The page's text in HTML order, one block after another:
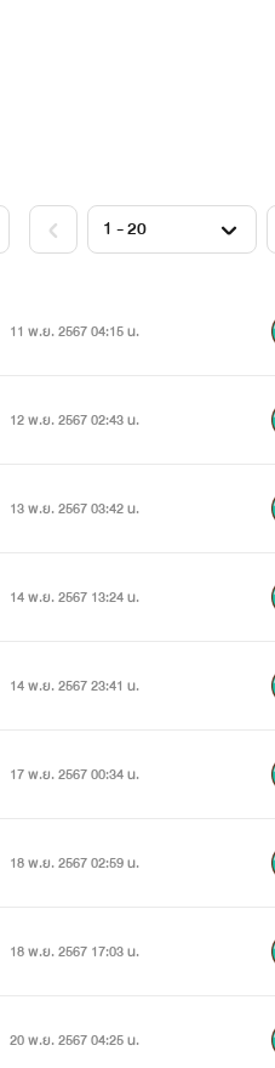
11 พ.ย. 2567 04:15 น.
12 พ.ย. 2567 02:43 น.
13 พ.ย. 2567 03:42 น.
14 พ.ย. 2567 13:24 น.
14 พ.ย. 2567 23:41 น.
17 พ.ย. 2567 00:34 น.
18 พ.ย. 2567 02:59 น.
18 พ.ย. 2567 17:03 น.
20 พ.ย. 2567 04:25 น.